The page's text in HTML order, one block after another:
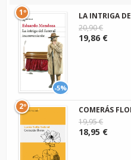
-5%
1º
LA INTRIGA
20,90 €
19,86 €
2º
COMERÁS
19,95 €
18,95 €